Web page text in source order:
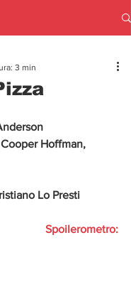
3 min
Hoffman,
Lo Presti
Spoilerometro: